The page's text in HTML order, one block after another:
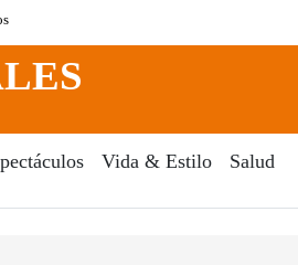
Vida & Estilo Salud